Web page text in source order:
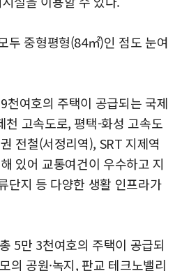
두 중형평형(84㎡)인 점도 눈여
천여호의 주택이 공급되는 국제
천 고속도로, 평택-화성 고속도
전철(서정리역), SRT 지제역
있어 교통여건이 우수하고 지
단지 등 다양한 생활 인프라가
5만 3천여호의 주택이 공급되
의 공원·녹지, 판교 테크노밸리